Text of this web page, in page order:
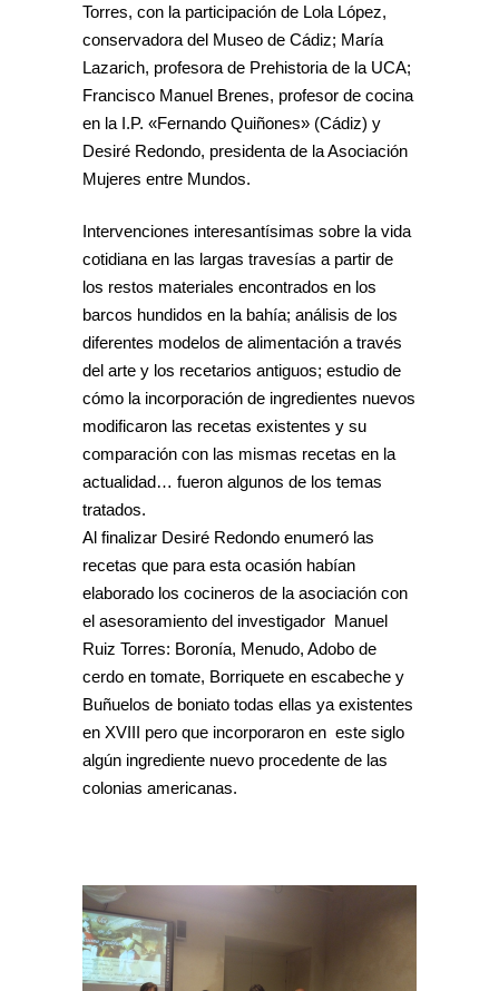
Torres, con la participación de Lola López,
conservadora del Museo de Cádiz; María
Lazarich, profesora de Prehistoria de la UCA;
Francisco Manuel Brenes, profesor de cocina
en la I.P. «Fernando Quiñones» (Cádiz) y
Desiré Redondo, presidenta de la Asociación
Mujeres entre Mundos.
Intervenciones interesantísimas sobre la vida
cotidiana en las largas travesías a partir de
los restos materiales encontrados en los
barcos hundidos en la bahía; análisis de los
diferentes modelos de alimentación a través
del arte y los recetarios antiguos; estudio de
cómo la incorporación de ingredientes nuevos
modificaron las recetas existentes y su
comparación con las mismas recetas en la
actualidad… fueron algunos de los temas
tratados.
Al finalizar Desiré Redondo enumeró las
recetas que para esta ocasión habían
elaborado los cocineros de la asociación con
el asesoramiento del investigador Manuel
Ruiz Torres: Boronía, Menudo, Adobo de
cerdo en tomate, Borriquete en escabeche y
Buñuelos de boniato todas ellas ya existentes
en XVIII pero que incorporaron en este siglo
algún ingrediente nuevo procedente de las
colonias americanas.